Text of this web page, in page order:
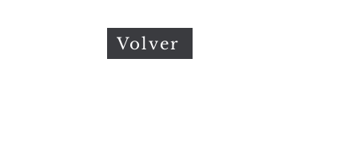
Volver